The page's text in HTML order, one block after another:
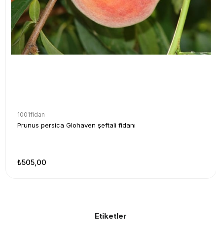
1001fidan
Prunus persica Glohaven şeftali fidanı
₺505,00
Etiketler